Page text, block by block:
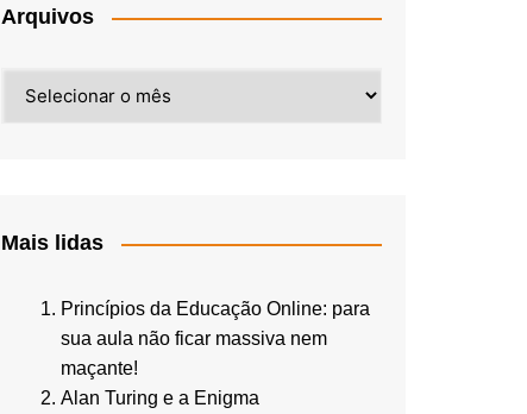
Arquivos
Mais lidas
Princípios da Educação Online: para
sua aula não ficar massiva nem
maçante!
Alan Turing e a Enigma